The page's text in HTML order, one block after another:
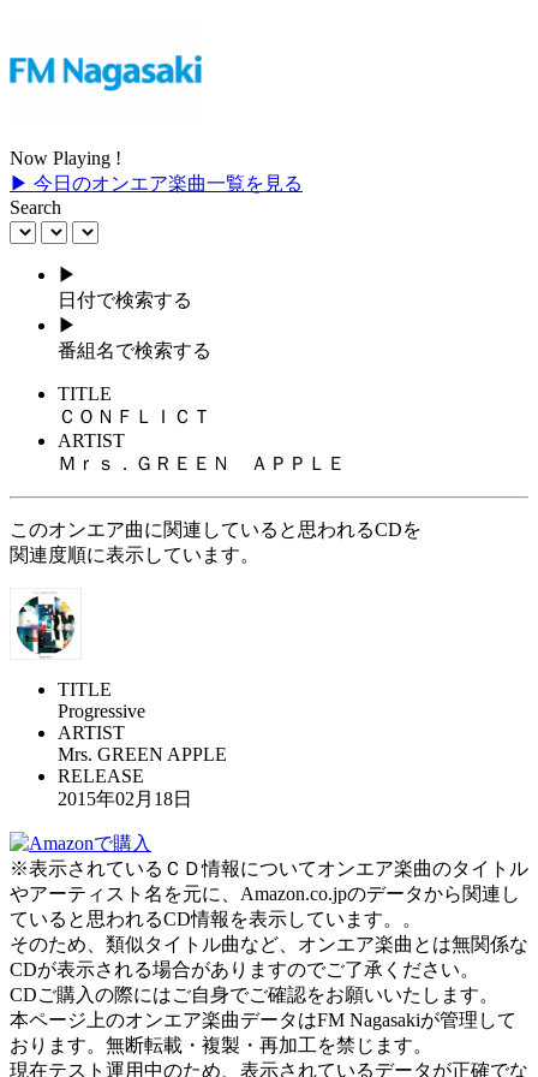
Now Playing !
▶ 今日のオンエア楽曲一覧を見る
Search
▶
日付で検索する
▶
番組名で検索する
TITLE
ＣＯＮＦＬＩＣＴ
ARTIST
Ｍｒｓ．ＧＲＥＥＮ ＡＰＰＬＥ
このオンエア曲に関連していると思われるCDを
関連度順に表示しています。
TITLE
Progressive
ARTIST
Mrs. GREEN APPLE
RELEASE
2015年02月18日
※表示されているＣＤ情報についてオンエア楽曲のタイトル
やアーティスト名を元に、Amazon.co.jpのデータから関連し
ていると思われるCD情報を表示しています。。
そのため、類似タイトル曲など、オンエア楽曲とは無関係な
CDが表示される場合がありますのでご了承ください。
CDご購入の際にはご自身でご確認をお願いいたします。
本ページ上のオンエア楽曲データはFM Nagasakiが管理して
おります。無断転載・複製・再加工を禁じます。
現在テスト運用中のため、表示されているデータが正確でな